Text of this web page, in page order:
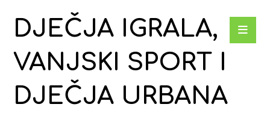
DJEČJA IGRALA,
VANJSKI SPORT I
DJEČJA URBANA